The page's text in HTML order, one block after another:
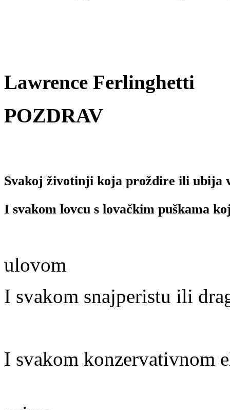
Lawrence Ferlinghetti
POZDRAV
Svakoj životinji koja proždire ili ubija
I svakom lovcu s lovačkim puškama
ulovom
I svakom snajperistu ili
I svakom konzervativnom